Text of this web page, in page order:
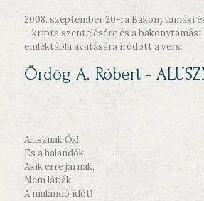
2008. szeptember 20-ra Bakonytamási
– kripta szentelésére és a bakonytamási
emléktábla avatására íródott a vers:
Ördög A. Róbert -
Alusznak Ők!
És a halandók
Akik erre járnak,
Nem látják
A múlandó időt!